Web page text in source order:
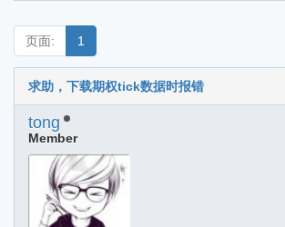
页面: 1
求助，下载期权tick数据时报错
tong
Member